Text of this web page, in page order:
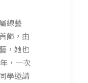
線藝
飾，由
，她也
，一次
學邀請